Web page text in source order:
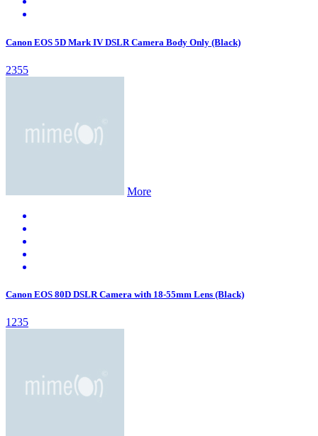
Canon EOS 5D Mark IV DSLR Camera Body Only (Black)
2355
More
Canon EOS 80D DSLR Camera with 18-55mm Lens (Black)
1235